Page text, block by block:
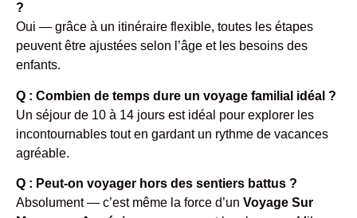
?
Oui — grâce à un itinéraire flexible, toutes les étapes
peuvent être ajustées selon l’âge et les besoins des
enfants.
Q : Combien de temps dure un voyage familial idéal ?
Un séjour de 10 à 14 jours est idéal pour explorer les
incontournables tout en gardant un rythme de vacances
agréable.
Q : Peut-on voyager hors des sentiers battus ?
Absolument — c’est même la force d’un Voyage Sur